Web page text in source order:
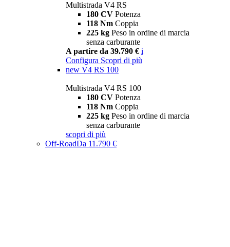
Multistrada V4 RS
180 CV Potenza
118 Nm Coppia
225 kg Peso in ordine di marcia
senza carburante
A partire da 39.790 € i
Configura Scopri di più
new V4 RS 100
Multistrada V4 RS 100
180 CV Potenza
118 Nm Coppia
225 kg Peso in ordine di marcia
senza carburante
scopri di più
Off-RoadDa 11.790 €